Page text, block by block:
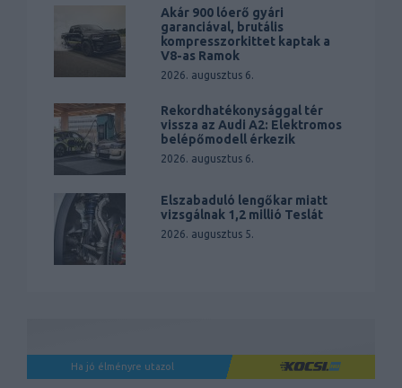
Akár 900 lóerő gyári
garanciával, brutális
kompresszorkittet kaptak a
V8-as Ramok
2026. augusztus 6.
Rekordhatékonysággal tér
vissza az Audi A2: Elektromos
belépőmodell érkezik
2026. augusztus 6.
Elszabaduló lengőkar miatt
vizsgálnak 1,2 millió Teslát
2026. augusztus 5.
Ha jó élményre utazol